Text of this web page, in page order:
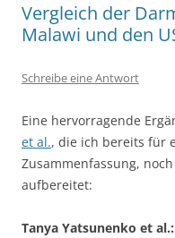
Vergleich der
Malawi und den
Schreibe eine Antwort
Eine hervorragende
et al., die ich bereits für
Zusammenfassung,
aufbereitet:
Tanya Yatsunenko et